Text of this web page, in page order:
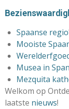
Spaanse
Mooiste
Musea in
Mezquita
Welkom op
laatste nieuws!